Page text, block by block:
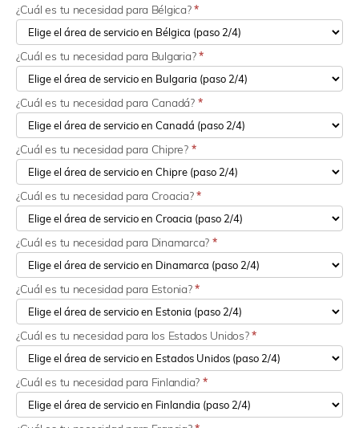
¿Cuál es tu necesidad para Bélgica?*
¿Cuál es tu necesidad para Bulgaria?*
¿Cuál es tu necesidad para Canadá? *
¿Cuál es tu necesidad para Chipre? *
¿Cuál es tu necesidad para Croacia?*
¿Cuál es tu necesidad para Dinamarca? *
¿Cuál es tu necesidad para Estonia?*
¿Cuál es tu necesidad para los Estados Unidos?*
¿Cuál es tu necesidad para Finlandia? *